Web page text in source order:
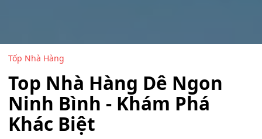
Tốp Nhà Hàng
Top Nhà Hàng Dê Ngon
Ninh Bình - Khám Phá
Khác Biệt